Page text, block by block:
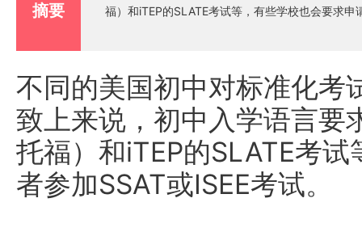
摘要
福）和iTEP的SLATE考试等，有些学校也会要求申
不同的美国初中对标准化考
致上来说，初中入学语言要
托福）和iTEP的SLATE考
者参加SSAT或ISEE考试。